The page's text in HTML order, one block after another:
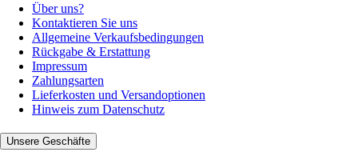
Über uns?
Kontaktieren Sie uns
Allgemeine Verkaufsbedingungen
Rückgabe & Erstattung
Impressum
Zahlungsarten
Lieferkosten und Versandoptionen
Hinweis zum Datenschutz
Unsere Geschäfte